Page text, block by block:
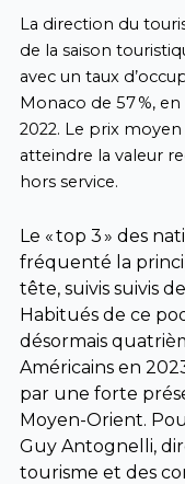
La direction du
de la saison
avec un taux
Monaco de 57 %,
2022. Le prix
atteindre la valeur
hors service.
Le « top 3 » des
fréquenté la
tête, suivis suivis
Habitués de ce
désormais
Américains en
par une forte
Moyen-Orient.
Guy Antognelli,
tourisme et des